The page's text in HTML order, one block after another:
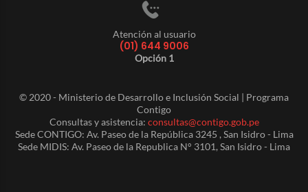
Atención al usuario
(01) 644 9006
Opción 1
© 2020 - Ministerio de Desarrollo e Inclusión Social | Programa
Contigo
Consultas y asistencia: consultas@contigo.gob.pe
Sede CONTIGO: Av. Paseo de la República 3245 , San Isidro - Lima
Sede MIDIS: Av. Paseo de la Republica N° 3101, San Isidro - Lima